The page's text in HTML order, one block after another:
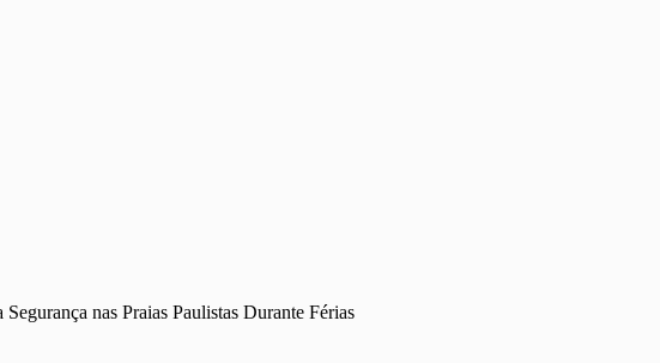
nas Praias Paulistas Durante Férias